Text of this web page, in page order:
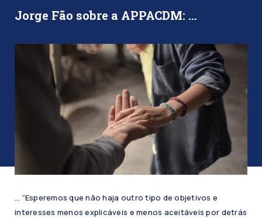
Jorge Fão sobre a APPACDM: …
… “Esperemos que não haja outro tipo de objetivos e
interesses menos explicáveis e menos aceitáveis por detrás